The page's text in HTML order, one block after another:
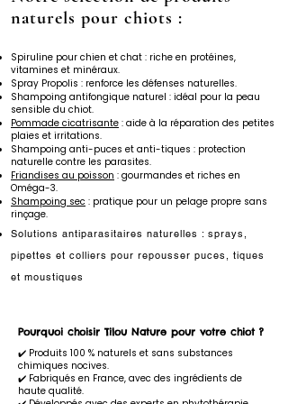
naturels pour chiots :
Spiruline pour chien et chat : riche en protéines,
vitamines et minéraux.
Spray Propolis : renforce les défenses naturelles.
Shampoing antifongique naturel : idéal pour la peau
sensible du chiot.
Pommade cicatrisante : aide à la réparation des petites
plaies et irritations.
Shampoing anti-puces et anti-tiques : protection
naturelle contre les parasites.
Friandises au poisson : gourmandes et riches en
Oméga-3.
Shampoing sec : pratique pour un pelage propre sans
rinçage.
Solutions antiparasitaires naturelles : sprays,
pipettes et colliers pour repousser puces, tiques
et moustiques
Pourquoi choisir Tilou Nature pour votre chiot ?
✔️ Produits 100 % naturels et sans substances
chimiques nocives.
✔️ Fabriqués en France, avec des ingrédients de
haute qualité.